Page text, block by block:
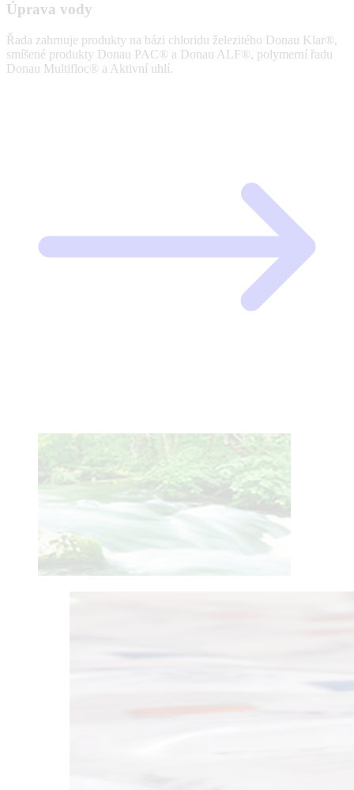
Úprava vody
Řada zahrnuje produkty na bázi chloridu železitého Donau Klar®,
smíšené produkty Donau PAC® a Donau ALF®, polymerní řadu
Donau Multifloc® a Aktivní uhlí.